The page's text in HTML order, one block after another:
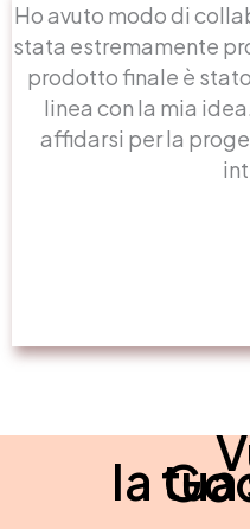
Ho avuto modo di
stata estremamente
prodotto finale è
linea con la mia
affidarsi per la
la tua